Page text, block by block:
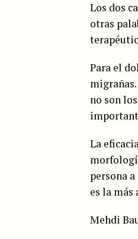
Los dos
otras
Para el
no son
La
persona
es la más
Mehdi